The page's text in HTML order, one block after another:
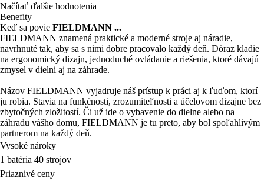
Načítať ďalšie hodnotenia
Benefity
Keď sa povie FIELDMANN ...
FIELDMANN znamená praktické a moderné stroje aj náradie,
navrhnuté tak, aby sa s nimi dobre pracovalo každý deň. Dôraz kladie
na ergonomický dizajn, jednoduché ovládanie a riešenia, ktoré dávajú
zmysel v dielni aj na záhrade.
Názov FIELDMANN vyjadruje náš prístup k práci aj k ľuďom, ktorí
ju robia. Stavia na funkčnosti, zrozumiteľnosti a účelovom dizajne bez
zbytočných zložitostí. Či už ide o vybavenie do dielne alebo na
záhradu vášho domu, FIELDMANN je tu preto, aby bol spoľahlivým
partnerom na každý deň.
Vysoké nároky
1 batéria 40 strojov
Priaznivé ceny